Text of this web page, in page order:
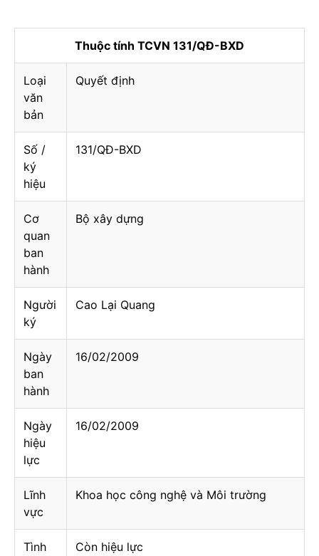
Thuộc tính TCVN 131/QĐ-BXD
Loại
văn
bản
Quyết định
Số /
ký
hiệu
131/QĐ-BXD
Cơ
quan
ban
hành
Bộ xây dựng
Người
ký
Cao Lại Quang
Ngày
ban
hành
16/02/2009
Ngày
hiệu
lực
16/02/2009
Lĩnh
vực
Khoa học công nghệ và Môi trường
Tình
Còn hiệu lực